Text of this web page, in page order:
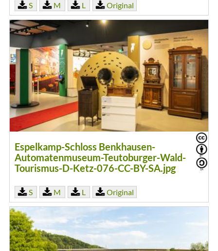
S M L Original
Espelkamp-Schloss Benkhausen-
Automatenmuseum-Teutoburger-Wald-
Tourismus-D-Ketz-076-CC-BY-SA.jpg
S M L Original